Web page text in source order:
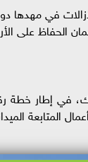
في مهدها
الحفاظ على
في إطار خطة
المتابعة